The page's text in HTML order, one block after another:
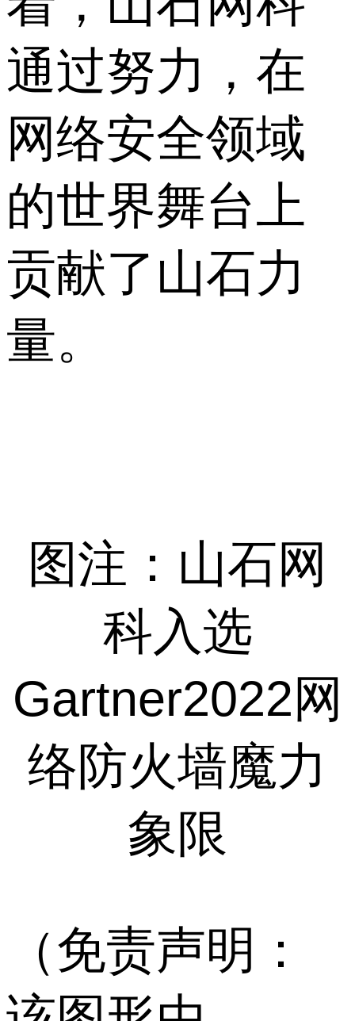
通过努力，在
网络安全领域
的世界舞台上
贡献了山石力
量。
图注：山石网
科入选
Gartner2022网
络防火墙魔力
象限
（免责声明：